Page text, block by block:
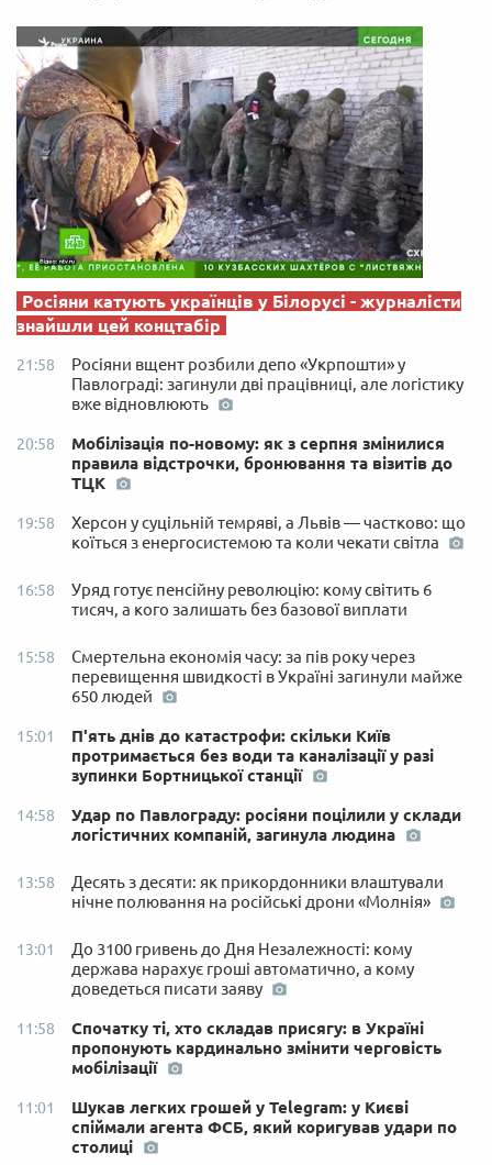
Росіяни катують українців у Білорусі - журналісти
знайшли цей концтабір
21:58
Росіяни вщент розбили депо «Укрпошти» у
Павлограді: загинули дві працівниці, але логістику
вже відновлюють
20:58
Мобілізація по-новому: як з серпня змінилися
правила відстрочки, бронювання та візитів до
ТЦК
19:58
Херсон у суцільній темряві, а Львів — частково: що
коїться з енергосистемою та коли чекати світла
16:58
Уряд готує пенсійну революцію: кому світить 6
тисяч, а кого залишать без базової виплати
15:58
Смертельна економія часу: за пів року через
перевищення швидкості в Україні загинули майже
650 людей
15:01
П'ять днів до катастрофи: скільки Київ
протримається без води та каналізації у разі
зупинки Бортницької станції
14:58
Удар по Павлограду: росіяни поцілили у склади
логістичних компаній, загинула людина
13:58
Десять з десяти: як прикордонники влаштували
нічне полювання на російські дрони «Молнія»
13:01
До 3100 гривень до Дня Незалежності: кому
держава нарахує гроші автоматично, а кому
доведеться писати заяву
11:58
Спочатку ті, хто складав присягу: в Україні
пропонують кардинально змінити черговість
мобілізації
11:01
Шукав легких грошей у Telegram: у Києві
спіймали агента ФСБ, який коригував удари по
столиці